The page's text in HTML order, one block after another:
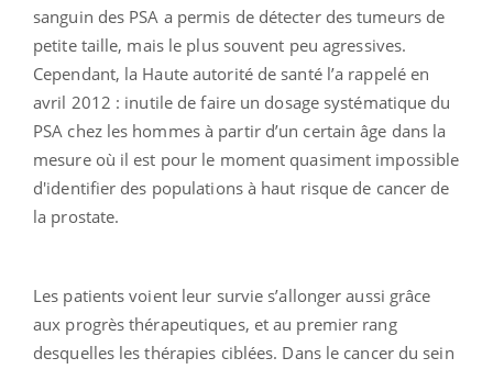
sanguin des PSA a permis de détecter des tumeurs de
petite taille, mais le plus souvent peu agressives.
Cependant, la Haute autorité de santé l’a rappelé en
avril 2012 : inutile de faire un dosage systématique du
PSA chez les hommes à partir d’un certain âge dans la
mesure où il est pour le moment quasiment impossible
d'identifier des populations à haut risque de cancer de
la prostate.
Les patients voient leur survie s’allonger aussi grâce
aux progrès thérapeutiques, et au premier rang
desquelles les thérapies ciblées. Dans le cancer du sein